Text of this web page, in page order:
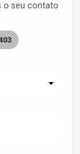
o seu contato